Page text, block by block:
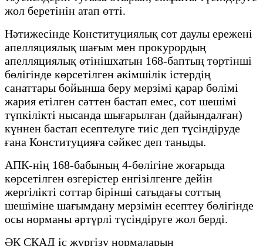
жол беретінін атап өтті.
Нәтижесінде Конституциялық сот даулы ережені
апелляциялық шағым мен прокурордың
апелляциялық өтінішхатын 168-баптың төртінші
бөлігінде көрсетілген әкімшілік істердің
санаттары бойынша беру мерзімі қарар бөлімі
жария етілген сәттен бастап емес, сот шешімі
түпкілікті нысанда шығарылған (дайындалған)
күннен бастап есептелуге тиіс деп түсіндіруде
ғана Конституцияға сәйкес деп таныды.
АПК-нің 168-бабының 4-бөлігіне жоғарыда
көрсетілген өзгерістер енгізілгенге дейін
жергілікті соттар бірінші сатыдағы соттың
шешіміне шағымдану мерзімін есептеу бөлігінде
осы норманы әртүрлі түсіндіруге жол берді.
ӘК СКАД іс жүргізу нормаларын